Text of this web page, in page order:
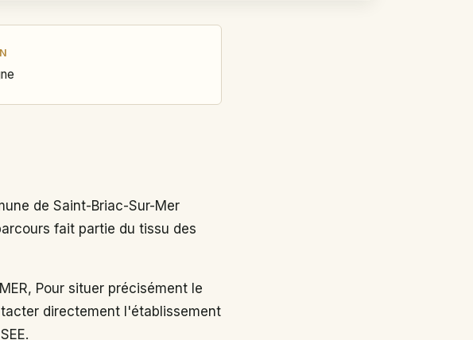
de Saint-Briac-Sur-Mer
fait partie du tissu des
Pour situer précisément le
directement l'établissement